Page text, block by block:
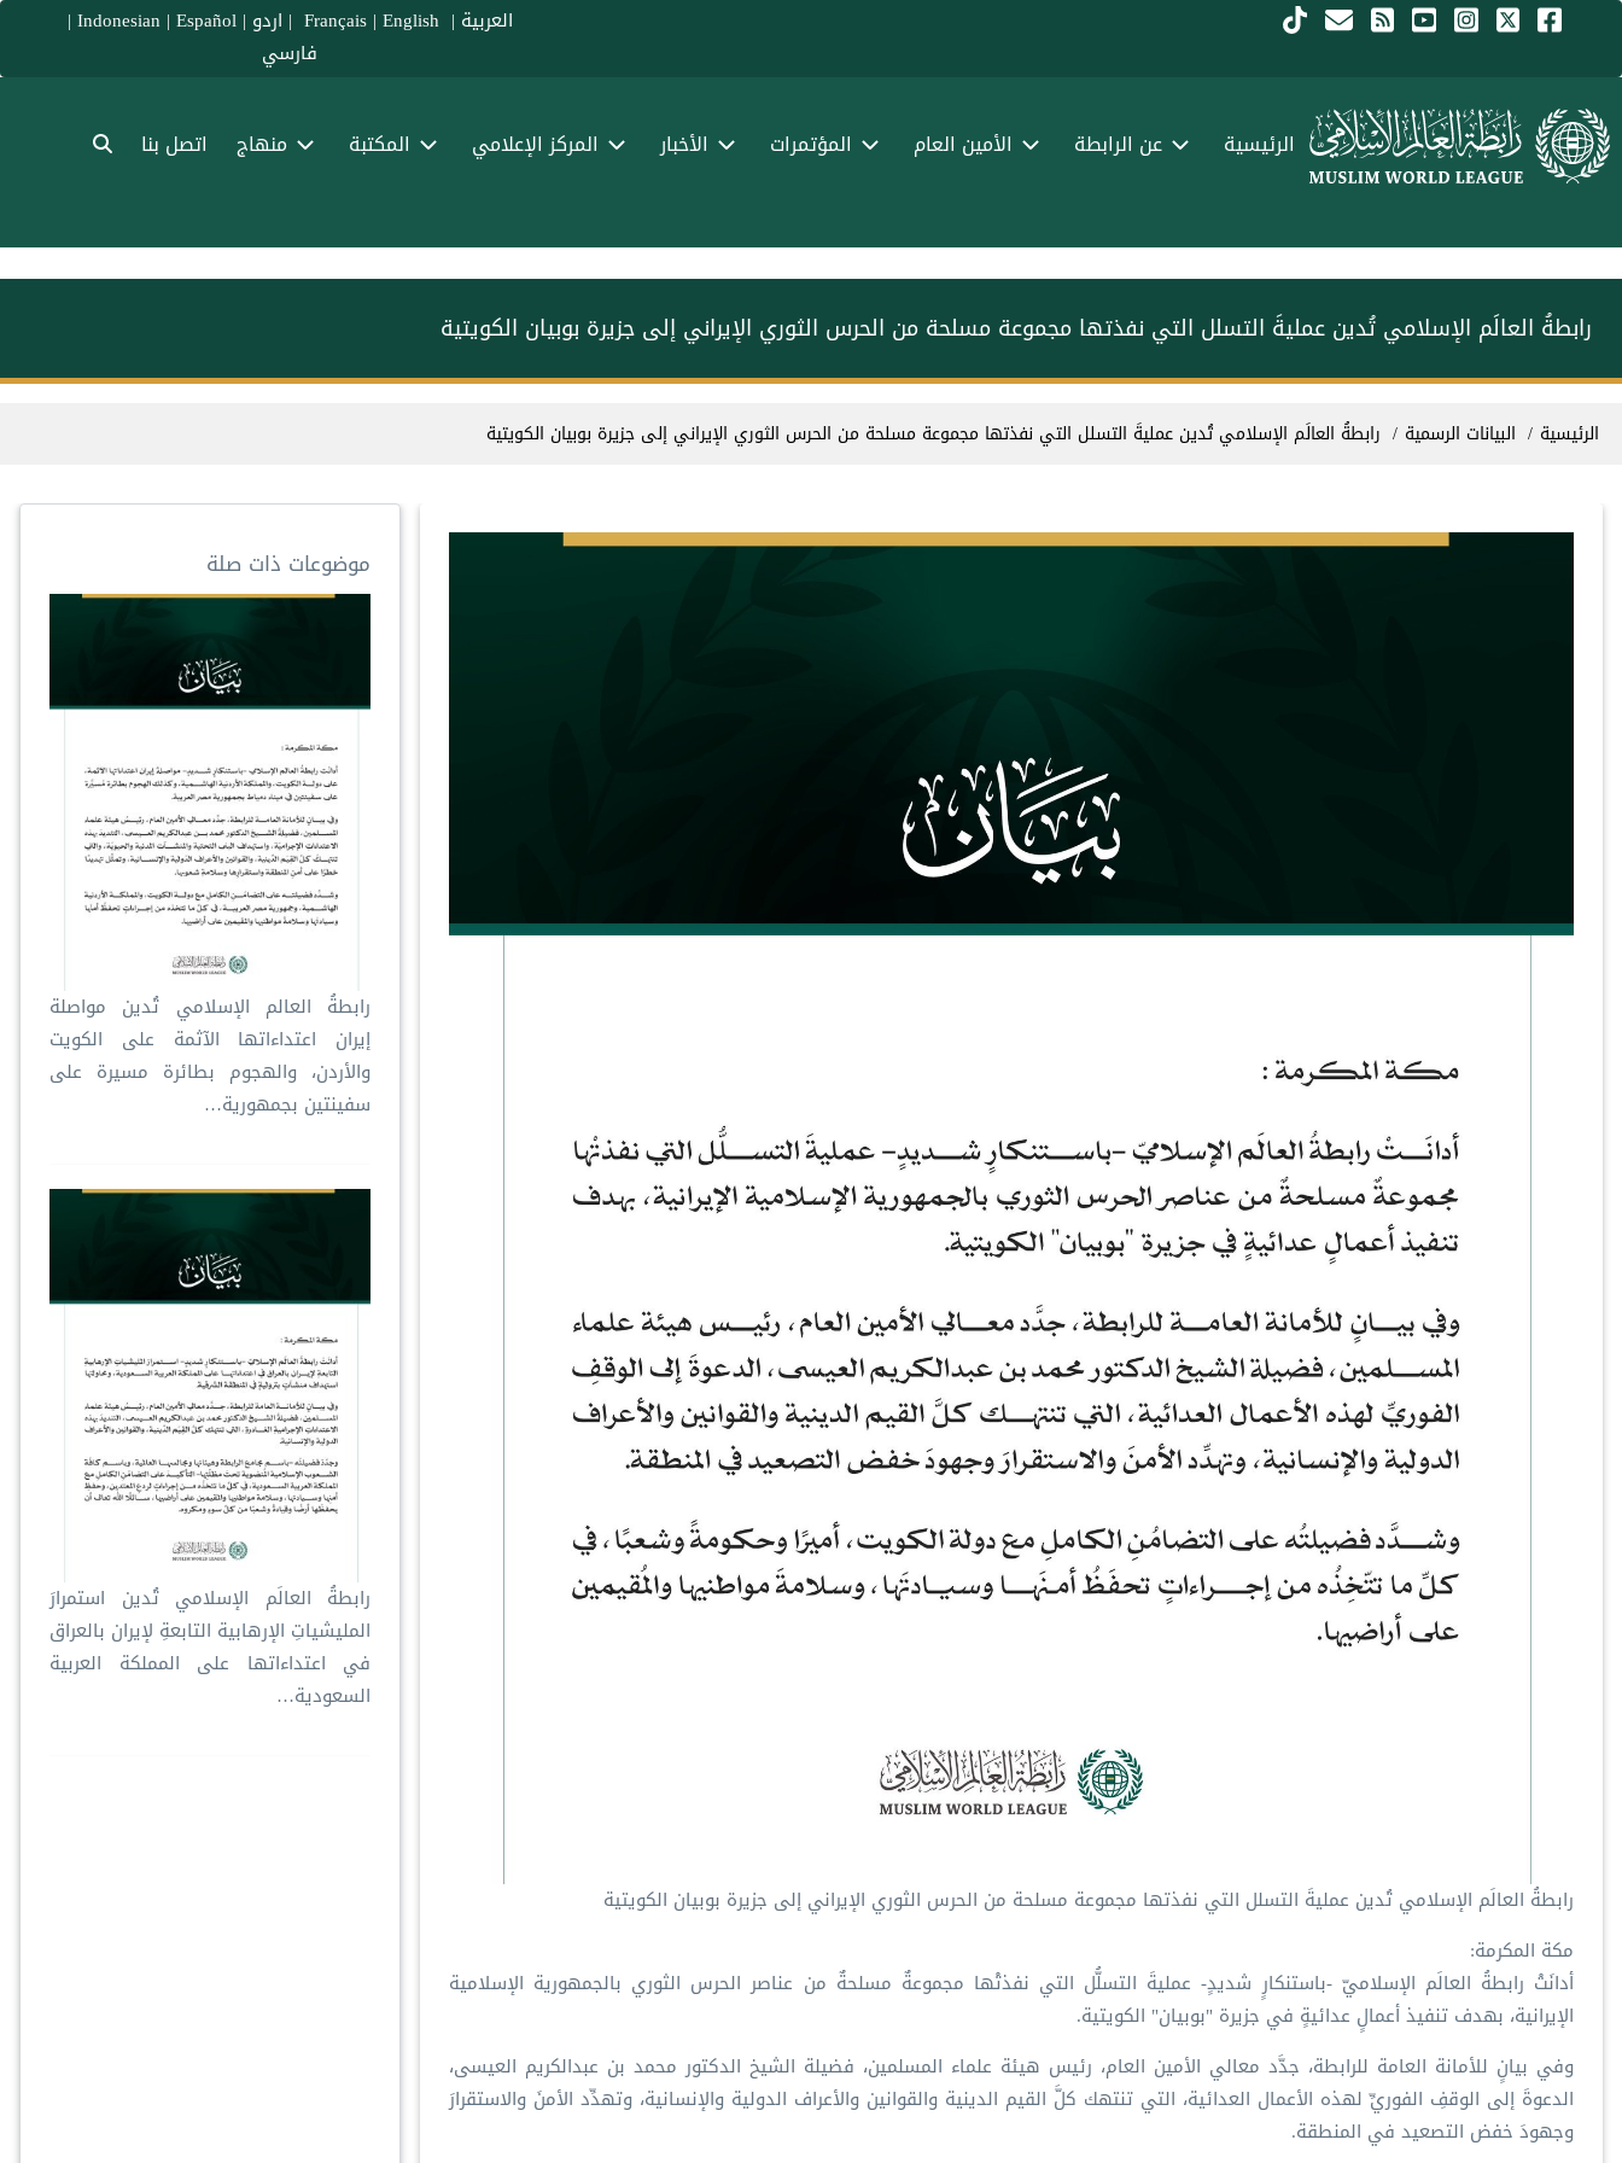
تجاوز إلى المحتوى الرئيسي العربية |
Français
| English
| اردو |
Indonesian | Español
|
فارسي
Menu Arabic الرئيسية عن الرابطة الأمين العام المؤتمرات الأخبار المركز الإعلامي المكتبة منهاج اتصل بنا
رابطةُ العالَم الإسلامي تُدين عمليةَ التسلل التي نفذتها مجموعة مسلحة من الحرس الثوري الإيراني إلى جزيرة بوبيان الكويتية
مسار التنقل
الرئيسية البيانات الرسمية رابطةُ العالَم الإسلامي تُدين عمليةَ التسلل التي نفذتها مجموعة مسلحة من الحرس الثوري الإيراني إلى جزيرة بوبيان الكويتية
رابطةُ العالَم الإسلامي تُدين عمليةَ التسلل التي نفذتها مجموعة مسلحة من الحرس الثوري الإيراني إلى جزيرة بوبيان الكويتية
مكة المكرمة:
أدانَتْ رابطةُ العالَم الإسلاميّ -باستنكارٍ شديدٍ- عمليةَ التسلُّل التي نفذتْها مجموعةٌ مسلحةٌ من عناصر الحرس الثوري بالجمهورية الإسلامية
الإيرانية، بهدف تنفيذ أعمالٍ عدائيةٍ في جزيرة "بوبيان" الكويتية.
وفي بيانٍ للأمانة العامة للرابطة، جدَّد معالي الأمين العام، رئيس هيئة علماء المسلمين، فضيلة الشيخ الدكتور محمد بن عبدالكريم العيسى،
الدعوةَ إلى الوقفِ الفوريِّ لهذه الأعمال العدائية، التي تنتهك كلَّ القيم الدينية والقوانين والأعراف الدولية والإنسانية، وتهدِّد الأمنَ والاستقرارَ
وجهودَ خفض التصعيد في المنطقة.
موضوعات ذات صلة
رابطةُ العالم الإسلامي تُدين مواصلة
إيران اعتداءاتها الآثمة على الكويت
والأردن، والهجوم بطائرة مسيرة على
سفينتين بجمهورية…
رابطةُ العالَم الإسلامي تُدين استمرارَ
المليشياتِ الإرهابية التابعةِ لإيران بالعراق
في اعتداءاتها على المملكة العربية
السعودية…